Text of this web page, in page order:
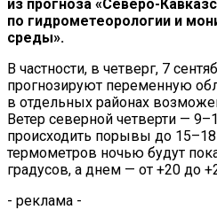
из прогноза «Северо-
по гидрометеорологии и
среды».
В частности, в четверг, 7
прогнозируют переменную
в отдельных районах
Ветер северной четверти —
происходить порывы до
термометров ночью будут
градусов, а днем — от +20 до
- реклама -